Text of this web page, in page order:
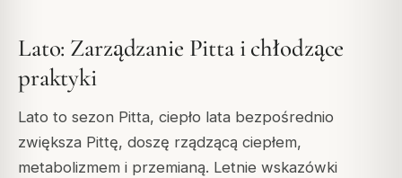
Lato: Zarządzanie Pitta i chłodzące
praktyki
Lato to sezon Pitta, ciepło lata bezpośrednio
zwiększa Pittę, doszę rządzącą ciepłem,
metabolizmem i przemianą. Letnie wskazówki